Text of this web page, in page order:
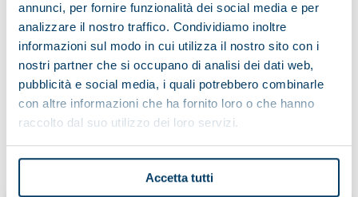
annunci, per fornire funzionalità dei social media e per
analizzare il nostro traffico. Condividiamo inoltre
informazioni sul modo in cui utilizza il nostro sito con i
nostri partner che si occupano di analisi dei dati web,
pubblicità e social media, i quali potrebbero combinarle
con altre informazioni che ha fornito loro o che hanno
raccolto dal suo utilizzo dei loro servizi.
Accetta tutti
Cliccando “invia” dichiaro di aver letto l’informativa